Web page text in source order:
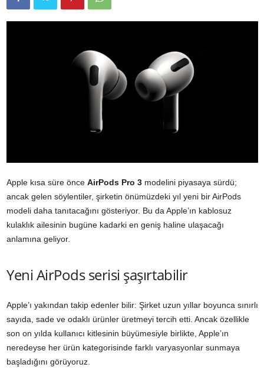
Apple kısa süre önce AirPods Pro 3 modelini piyasaya sürdü;
ancak gelen söylentiler, şirketin önümüzdeki yıl yeni bir AirPods
modeli daha tanıtacağını gösteriyor. Bu da Apple’ın kablosuz
kulaklık ailesinin bugüne kadarki en geniş haline ulaşacağı
anlamına geliyor.
Yeni AirPods serisi şaşırtabilir
Apple’ı yakından takip edenler bilir: Şirket uzun yıllar boyunca sınırlı
sayıda, sade ve odaklı ürünler üretmeyi tercih etti. Ancak özellikle
son on yılda kullanıcı kitlesinin büyümesiyle birlikte, Apple’ın
neredeyse her ürün kategorisinde farklı varyasyonlar sunmaya
başladığını görüyoruz.